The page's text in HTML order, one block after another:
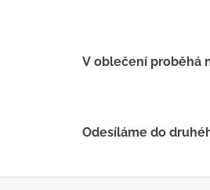
k
p
u
V oblečení proběhá
Odesíláme do